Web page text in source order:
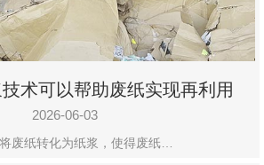
术可以帮助废纸实现再利用
2026-06-03
废纸转化为纸浆，使得废纸…